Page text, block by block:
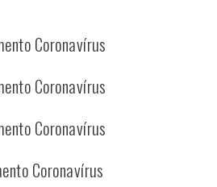
Coronavírus
Coronavírus
Coronavírus
Coronavírus